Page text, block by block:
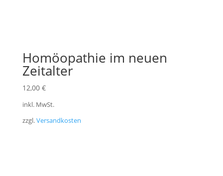
Homöopathie im neuen
Zeitalter
12,00 €
inkl. MwSt.
zzgl.Versandkosten